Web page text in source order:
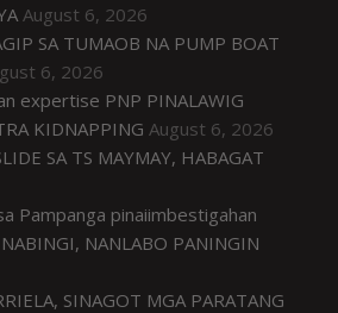
August 6, 2026
SA TUMAOB NA PUMP BOAT
6, 2026
expertise PNP PINALAWIG
KIDNAPPING August 6, 2026
SA TS MAYMAY, HABAGAT
Pampanga pinaiimbestigahan
NANLABO PANINGIN
SINAGOT MGA PARATANG